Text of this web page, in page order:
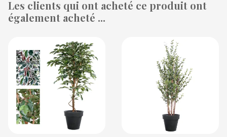
(53 avis)
Les clients qui ont acheté ce produit ont
également acheté ...